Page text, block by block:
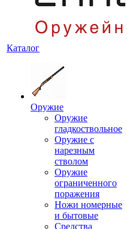
Каталог
Оружие
Оружие
гладкоствольное
Оружие с
нарезным
стволом
Оружие
ограниченного
поражения
Ножи номерные
и бытовые
Средства